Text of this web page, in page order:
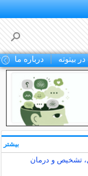
بیتوته درباره ما
تشخیص و درمان
بیشتر